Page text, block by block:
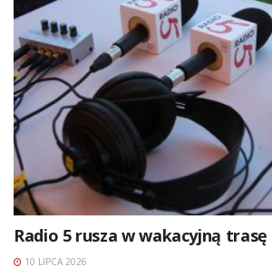
Radio 5 rusza w wakacyjną trasę
10 LIPCA 2026